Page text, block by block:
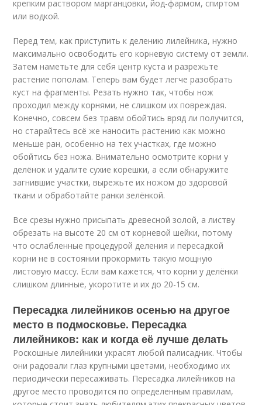
крепким раствором марганцовки, йод-фармом, спиртом
или водкой.
Перед тем, как приступить к делению лилейника, нужно
максимально освободить его корневую систему от земли.
Затем наметьте для себя центр куста и разрежьте
растение пополам. Теперь вам будет легче разобрать
куст на фрагменты. Резать нужно так, чтобы нож
проходил между корнями, не слишком их повреждая.
Конечно, совсем без травм обойтись вряд ли получится,
но старайтесь всё же наносить растению как можно
меньше ран, особенно на тех участках, где можно
обойтись без ножа. Внимательно осмотрите корни у
делёнок и удалите сухие корешки, а если обнаружите
загнившие участки, вырежьте их ножом до здоровой
ткани и обработайте ранки зелёнкой.
Все срезы нужно присыпать древесной золой, а листву
обрезать на высоте 20 см от корневой шейки, потому
что ослабленные процедурой деления и пересадкой
корни не в состоянии прокормить такую мощную
листовую массу. Если вам кажется, что корни у делёнки
слишком длинные, укоротите и их до 20-15 см.
Пересадка лилейников осенью на другое
место в подмосковье. Пересадка
лилейников: как и когда её лучше делать
Роскошные лилейники украсят любой палисадник. Чтобы
они радовали глаз крупными цветами, необходимо их
периодически пересаживать. Пересадка лилейников на
другое место проводится по определенным правилам,